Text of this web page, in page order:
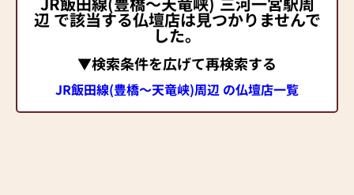
辺 で該当する仏壇店は見つかりませんで
した。
▼検索条件を広げて再検索する
JR飯田線(豊橋～天竜峡)周辺 の仏壇店一覧